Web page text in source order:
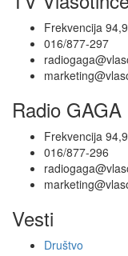
Frekvencija
016/877-297
Radio GAGA
Frekvencija
016/877-296
Vesti
Društvo